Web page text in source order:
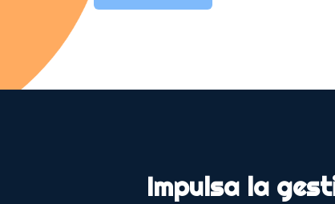
Impulsa la